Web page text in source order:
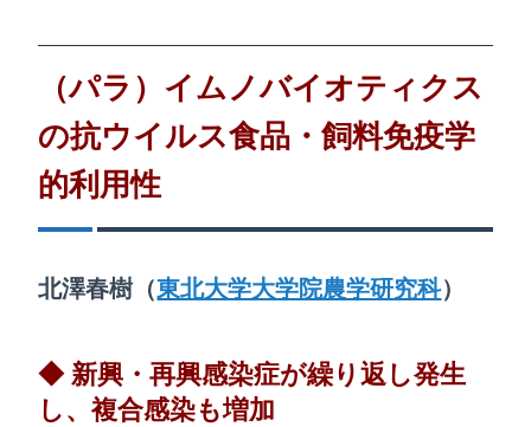
（パラ）イムノバイオティクス
の抗ウイルス食品・飼料免疫学
的利用性
北澤春樹（東北大学大学院農学研究科）
◆ 新興・再興感染症が繰り返し発生
し、複合感染も増加